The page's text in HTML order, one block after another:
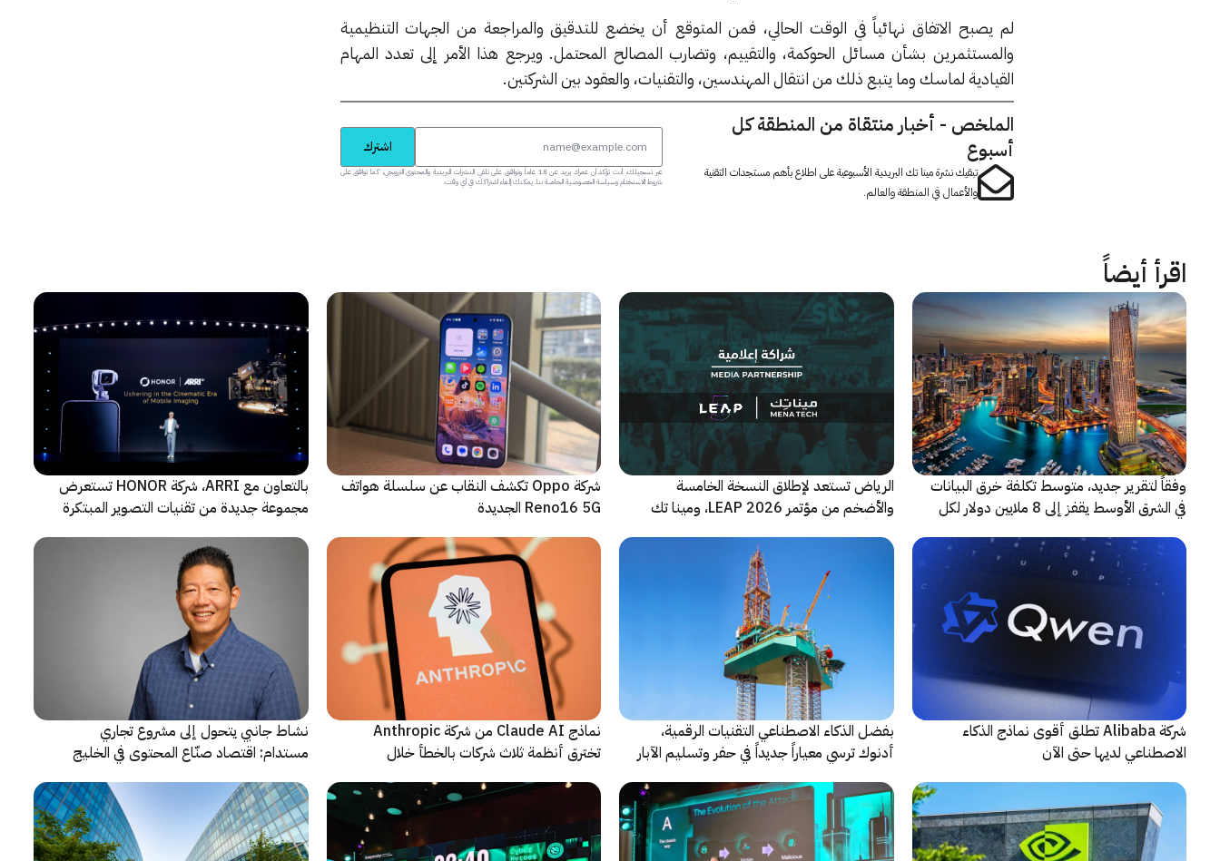
لم يصبح الاتفاق نهائياً في الوقت الحالي، فمن المتوقع أن يخضع للتدقيق والمراجعة من الجهات التنظيمية
والمستثمرين بشأن مسائل الحوكمة، والتقييم، وتضارب المصالح المحتمل. ويرجع هذا الأمر إلى تعدد المهام
القيادية لماسك وما يتبع ذلك من انتقال المهندسين، والتقنيات، والعقود بين الشركتين.
الملخص - أخبار منتقاة من المنطقة كل
أسبوع
تبقيك نشرة مينا تك البريدية الأسبوعية على اطلاع بأهم مستجدات التقنية
والأعمال في المنطقة والعالم.
اشترك
عبر تسجيلك، أنت تؤكد أن عمرك يزيد عن 18 عاماً وتوافق على تلقي النشرات البريدية والمحتوى الترويجي، كما توافق على
شروط الاستخدام وسياسة الخصوصية الخاصة بنا. يمكنك إلغاء اشتراكك في أي وقت.
اقرأ أيضاً
وفقاً لتقرير جديد، متوسط تكلفة خرق البيانات
في الشرق الأوسط يقفز إلى 8 ملايين دولار لكل
الرياض تستعد لإطلاق النسخة الخامسة
والأضخم من مؤتمر LEAP 2026، ومينا تك
شركة Oppo تكشف النقاب عن سلسلة هواتف
Reno16 5G الجديدة
بالتعاون مع ARRI، شركة HONOR تستعرض
مجموعة جديدة من تقنيات التصوير المبتكرة
شركة Alibaba تطلق أقوى نماذج الذكاء
الاصطناعي لديها حتى الآن
بفضل الذكاء الاصطناعي التقنيات الرقمية،
أدنوك ترسي معياراً جديداً في حفر وتسليم الآبار
نماذج Claude AI من شركة Anthropic
تخترق أنظمة ثلاث شركات بالخطأ خلال
نشاط جانبي يتحول إلى مشروع تجاري
مستدام: اقتصاد صنّاع المحتوى في الخليج